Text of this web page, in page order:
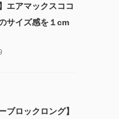
エアマックスココ
サイズ感を１cm
ブロックロング】